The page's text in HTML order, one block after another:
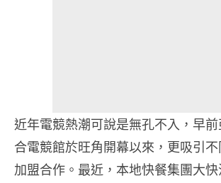
近年電競熱潮可說是無孔不入，早
合電競館於旺角開幕以來，更吸引
加盟合作。最近，本地快餐集團大